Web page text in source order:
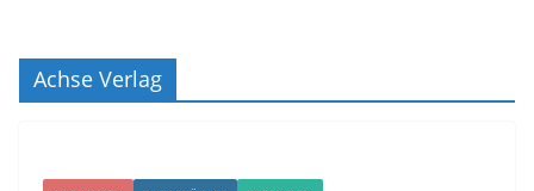
Achse Verlag